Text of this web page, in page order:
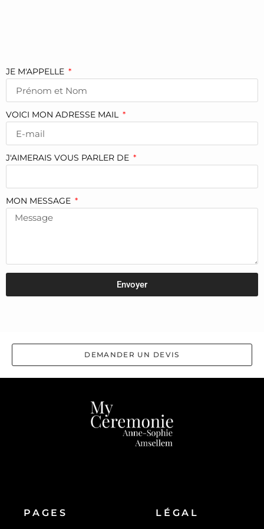
JE M'APPELLE
VOICI MON ADRESSE MAIL
J'AIMERAIS VOUS PARLER DE
MON MESSAGE
Envoyer
DEMANDER UN DEVIS
PAGES LÉGAL